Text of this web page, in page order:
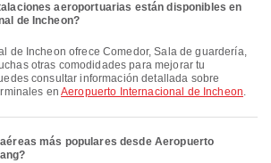
aeroportuarias están disponibles en
de Incheon?
otras comodidades para mejorar tu
consultar información detallada sobre
enAeropuerto Internacional de Incheon.
más populares desde Aeropuerto